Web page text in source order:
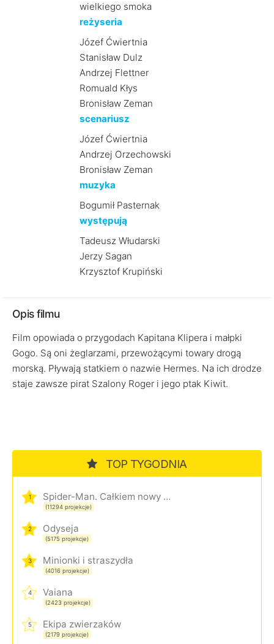
wielkiego smoka
reżyseria
Józef Ćwiertnia
Stanisław Dulz
Andrzej Flettner
Romuald Kłys
Bronisław Zeman
scenariusz
Józef Ćwiertnia
Andrzej Orzechowski
Bronisław Zeman
muzyka
Bogumił Pasternak
występują
Tadeusz Włudarski
Jerzy Sagan
Krzysztof Krupiński
Opis filmu
Film opowiada o przygodach Kapitana Klipera i małpki
Gogo. Są oni żeglarzami, przewożącymi towary drogą
morską. Pływają statkiem o nazwie Hermes. Na ich drodze
staje zawsze pirat Szalony Roger i jego ptak Kiwit.
TOP TYGODNIA
1 Spider-Man. Całkiem nowy dzień
(11294 projekcje)
2 Odyseja
(5175 projekcje)
3 Minionki i straszydła
(4016 projekcje)
4 Vaiana
(2423 projekcje)
5 Ekipa zwierzaków
(2179 projekcje)